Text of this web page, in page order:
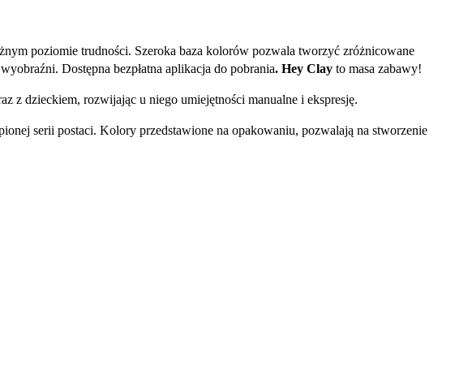
poziomie trudności. Szeroka baza kolorów pozwala tworzyć zróżnicowane
Dostępna bezpłatna aplikacja do pobrania. Hey Clay to masa zabawy!
z dzieckiem, rozwijając u niego umiejętności manualne i ekspresję.
serii postaci. Kolory przedstawione na opakowaniu, pozwalają na stworzenie